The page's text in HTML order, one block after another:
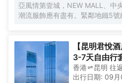
亞風情第壹城，NEW MALL、中
潮流服飾應有盡有。緊鄰地鐵5號
理想之選。
【昆明君悅
3-7天自由行
香港 昆明 往返
出行日期: 09月